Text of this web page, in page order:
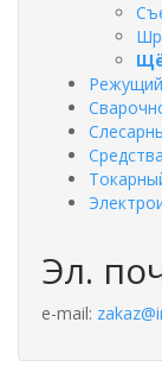
Эл.
e-mail: